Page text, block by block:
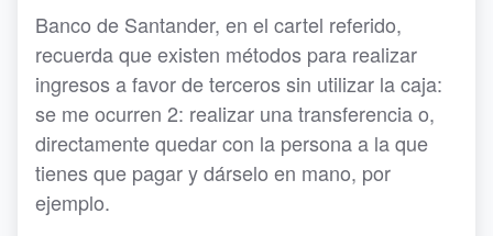
Banco de Santander, en el cartel referido,
recuerda que existen métodos para realizar
ingresos a favor de terceros sin utilizar la caja:
se me ocurren 2: realizar una transferencia o,
directamente quedar con la persona a la que
tienes que pagar y dárselo en mano, por
ejemplo.